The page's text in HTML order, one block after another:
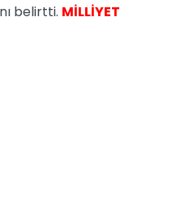
belirtti. MİLLİYET